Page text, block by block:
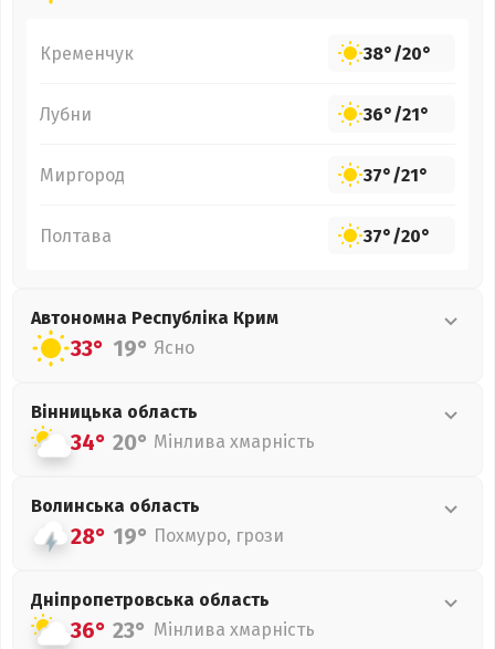
Кременчук 38°/20°
Лубни 36°/21°
Миргород 37°/21°
Полтава 37°/20°
Автономна Республіка Крим
33° 19° Ясно
Вінницька область
34° 20° Мінлива хмарність
Волинська область
28° 19° Похмуро, грози
Дніпропетровська область
36° 23° Мінлива хмарність